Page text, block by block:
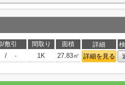
敷引 間取り 面積 詳細
/ - 1K 27.83㎡ 詳細を見る